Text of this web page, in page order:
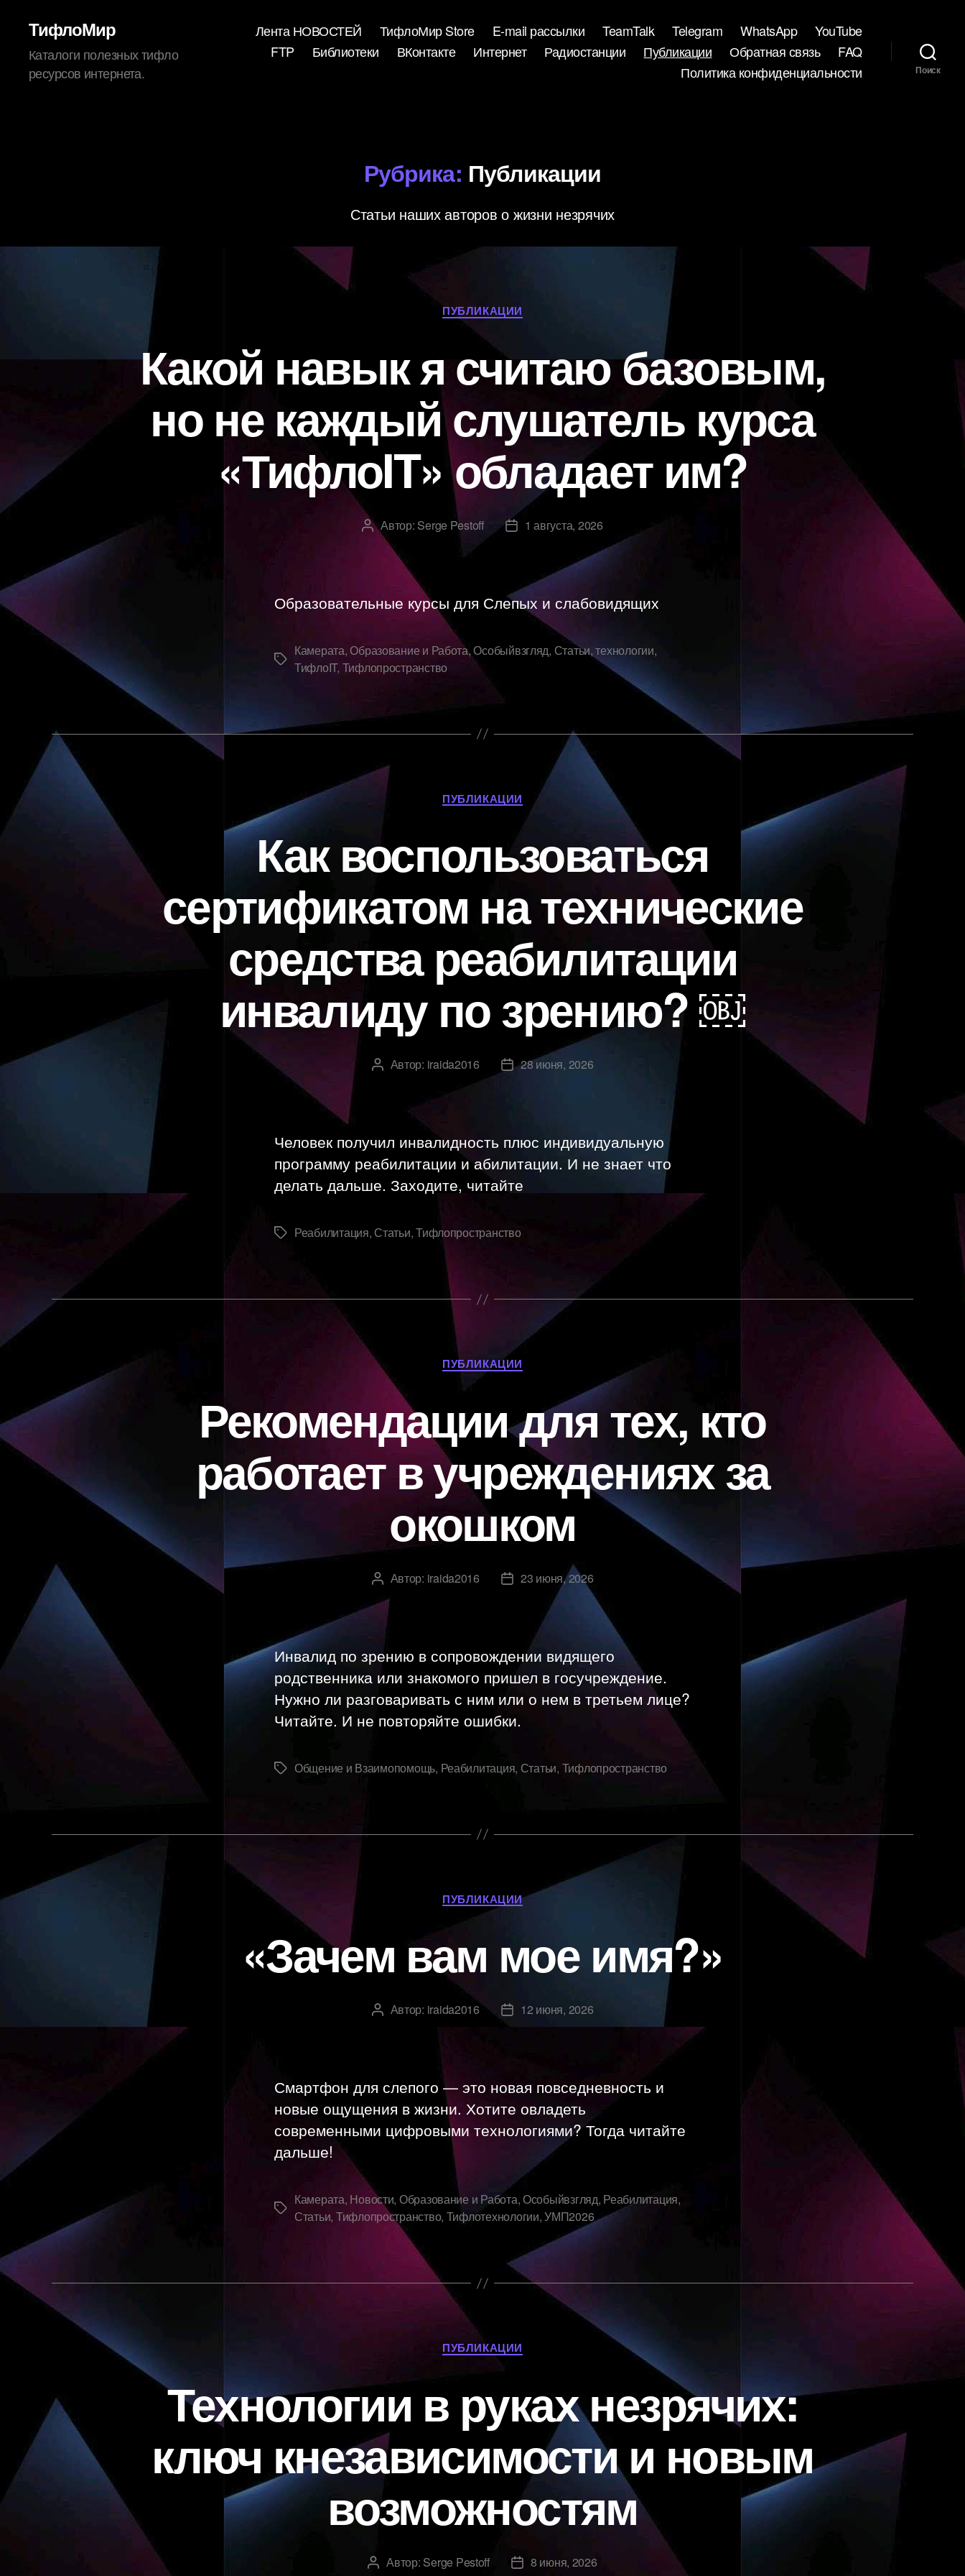
ТифлоМир
Каталоги полезных тифло
ресурсов интернета.
Лента НОВОСТЕЙ ТифлоМир Store E-mail рассылки TeamTalk Telegram WhatsApp
YouTube
FTP
Библиотеки ВКонтакте Интернет Радиостанции Публикации Обратная связь
FAQ
Политика конфиденциальности
Поиск
Рубрика: Публикации
Статьи наших авторов о жизни незрячих
Рубрики
ПУБЛИКАЦИИ
Какой навык я считаю базовым,
но не каждый слушатель курса
«ТифлоIT» обладает им?
Автор
записи
Автор: Serge Pestoff
Дата1 августа, 2026
Образовательные курсы для Слепых и слабовидящих
Метки
Камерата,Образование и Работа,Особыйвзгляд, Статьи,технологии,
ТифлоIT, Тифлопространство
Рубрики
ПУБЛИКАЦИИ
Как воспользоваться
сертификатом на технические
средства реабилитации
инвалиду по зрению? ￼
Автор
Автор: iraida2016
Дата28 июня, 2026
Человек получил инвалидность плюс индивидуальную
программу реабилитации и абилитации. И не знает что
делать дальше. Заходите, читайте
МеткиРеабилитация, Статьи,Тифлопространство
Рубрики
ПУБЛИКАЦИИ
Рекомендации для тех, кто
работает в учреждениях за
окошком
Автор
записи
Автор: iraida2016
Дата23 июня, 2026
Инвалид по зрению в сопровождении видящего
родственника или знакомого пришел в госучреждение.
Нужно ли разговаривать с ним или о нем в третьем лице?
Читайте. И не повторяйте ошибки.
МеткиОбщение и Взаимопомощь, Реабилитация, Статьи, Тифлопространство
Рубрики
ПУБЛИКАЦИИ
«Зачем вам мое имя?»
Автор
Автор: iraida2016
Дата
записи
12 июня, 2026
Смартфон для слепого — это новая повседневность и
новые ощущения в жизни. Хотите овладеть
современными цифровыми технологиями? Тогда читайте
дальше!
Метки
Камерата, Новости, Образование и Работа,Особыйвзгляд, Реабилитация,
Статьи, Тифлопространство, Тифлотехнологии,УМП2026
Рубрики
ПУБЛИКАЦИИ
Технологии в руках незрячих:
ключ кнезависимости и новым
возможностям
Автор
Автор: Serge Pestoff
Дата8 июня, 2026